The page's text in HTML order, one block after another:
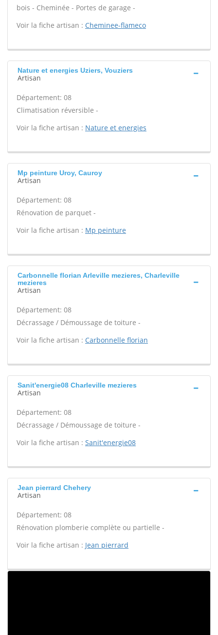
bois - Cheminée - Portes de garage -
Voir la fiche artisan : Cheminee-flameco
Nature et energies Uziers, Vouziers
Artisan
Département: 08
Climatisation réversible -
Voir la fiche artisan : Nature et energies
Mp peinture Uroy, Cauroy
Artisan
Département: 08
Rénovation de parquet -
Voir la fiche artisan : Mp peinture
Carbonnelle florian Arleville mezieres, Charleville
mezieres
Artisan
Département: 08
Décrassage / Démoussage de toiture -
Voir la fiche artisan : Carbonnelle florian
Sanit'energie08 Charleville mezieres
Artisan
Département: 08
Décrassage / Démoussage de toiture -
Voir la fiche artisan : Sanit'energie08
Jean pierrard Chehery
Artisan
Département: 08
Rénovation plomberie complète ou partielle -
Voir la fiche artisan : Jean pierrard